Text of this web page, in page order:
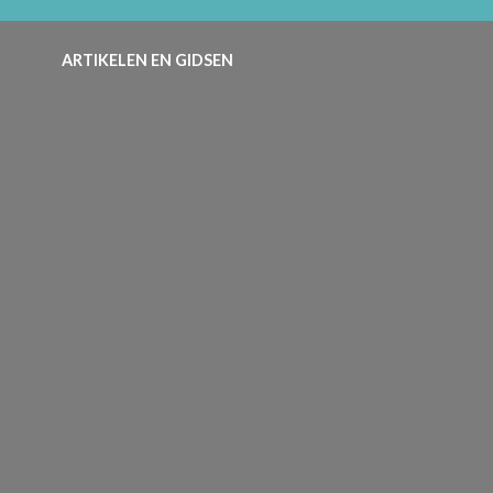
ARTIKELEN EN GIDSEN